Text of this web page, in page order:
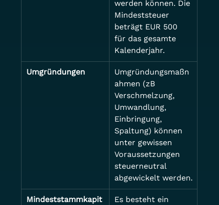
werden können. Die
Mindeststeuer
beträgt EUR 500
für das gesamte
Kalenderjahr.
Umgründungen
Umgründungsmaßn
ahmen (zB
Verschmelzung,
Umwandlung,
Einbringung,
Spaltung) können
unter gewissen
Voraussetzungen
steuerneutral
abgewickelt werden.
Mindeststammkapit
Es besteht ein